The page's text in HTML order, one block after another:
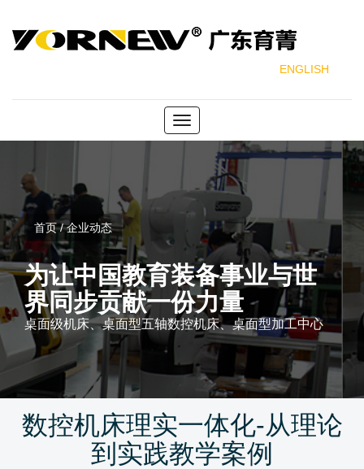
ENGLISH
Toggle
navigation
首页 / 企业动态
为让中国教育装备事业与世
界同步贡献一份力量
桌面级机床、桌面型五轴数控机床、桌面型加工中心
数控机床理实一体化-从理论
到实践教学案例